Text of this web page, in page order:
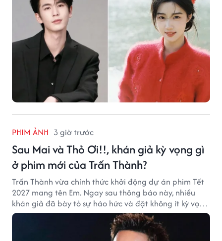
PHIM ẢNH 3 giờ trước
Sau Mai và Thỏ Ơi!!, khán giả kỳ vọng gì
ở phim mới của Trấn Thành?
Trấn Thành vừa chính thức khởi động dự án phim Tết
2027 mang tên Em. Ngay sau thông báo này, nhiều
khán giả đã bày tỏ sự háo hức và đặt không ít kỳ vọng
vào bộ phim mới của Trấn Thành.